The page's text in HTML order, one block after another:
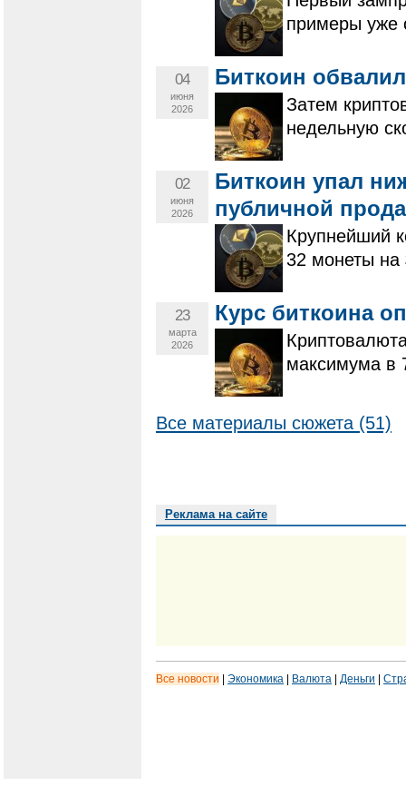
примеры уже
04
июня
2026
Биткоин
Затем
недельную
02
июня
2026
Биткоин упал
публичной
Крупнейший
32 монеты
23
марта
2026
Курс биткоина
максимума в
Все материалы сюжета (51)
Реклама на сайте
Все новости Экономика Валюта Деньги